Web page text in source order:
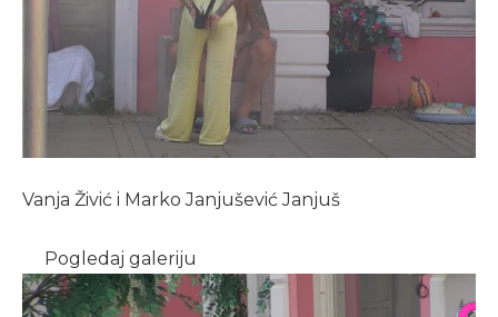
Vanja Živić i Marko Janjušević Janjuš
Pogledaj galeriju